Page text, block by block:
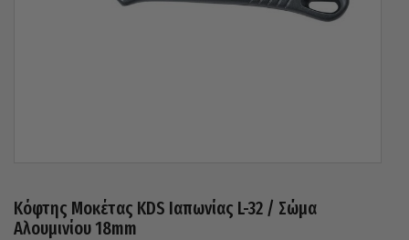
Κόφτης Μοκέτας KDS Ιαπωνίας L-32 / Σώμα
Αλουμινίου 18mm